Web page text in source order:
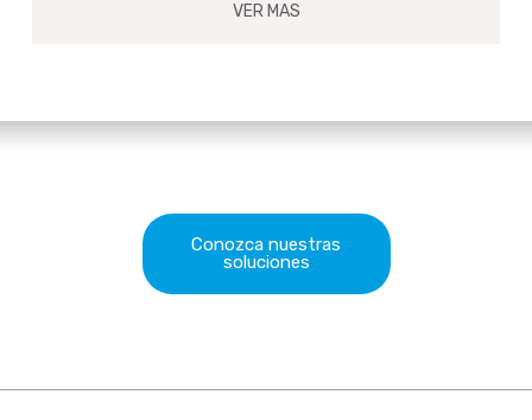
VER MAS
Conozca nuestras
soluciones